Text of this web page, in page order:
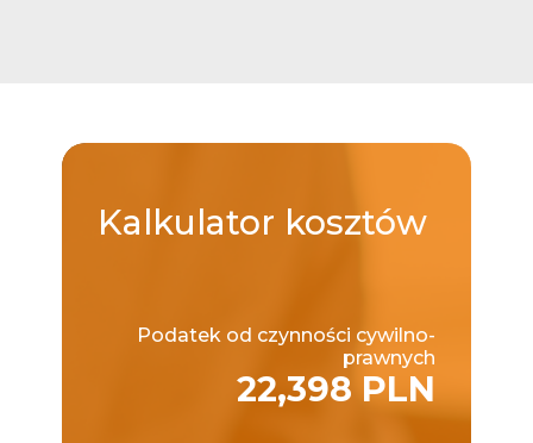
Kalkulator kosztów
Podatek od czynności cywilno-
prawnych
22,398 PLN